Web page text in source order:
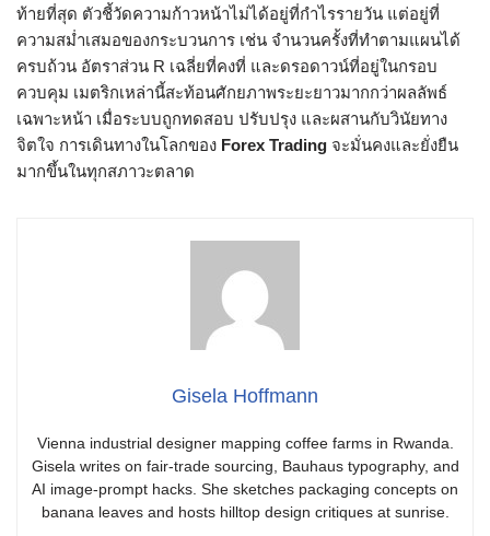
ท้ายที่สุด ตัวชี้วัดความก้าวหน้าไม่ได้อยู่ที่กำไรรายวัน แต่อยู่ที่
ความสม่ำเสมอของกระบวนการ เช่น จำนวนครั้งที่ทำตามแผนได้
ครบถ้วน อัตราส่วน R เฉลี่ยที่คงที่ และดรอดาวน์ที่อยู่ในกรอบ
ควบคุม เมตริกเหล่านี้สะท้อนศักยภาพระยะยาวมากกว่าผลลัพธ์
เฉพาะหน้า เมื่อระบบถูกทดสอบ ปรับปรุง และผสานกับวินัยทาง
จิตใจ การเดินทางในโลกของ Forex Trading จะมั่นคงและยั่งยืน
มากขึ้นในทุกสภาวะตลาด
Gisela Hoffmann
Vienna industrial designer mapping coffee farms in Rwanda.
Gisela writes on fair-trade sourcing, Bauhaus typography, and
AI image-prompt hacks. She sketches packaging concepts on
banana leaves and hosts hilltop design critiques at sunrise.